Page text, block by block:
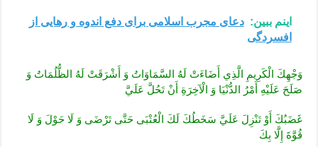
اینم ببین: دعای مجرب اسلامی برای دفع اندوه و رهایی از
افسردگی
وَجْهِكَ الْكَرِيمِ الَّذِي أَضَاءَتْ لَهُ السَّمَاوَاتُ وَ أَشْرَقَتْ لَهُ الظُّلُمَاتُ وَ
صَلَحَ عَلَيْهِ أَمْرُ الدُّنْيَا وَ الْآخِرَةِ أَنْ تَحُلَّ عَلَيَّ
غَضَبُكَ أَوْ تَنْزِلَ عَلَيَّ سَخَطُكَ لَكَ الْعُتْبَى حَتَّى تَرْضَى وَ لَا حَوْلَ وَ لَا
قُوَّةَ إِلَّا بِكَ